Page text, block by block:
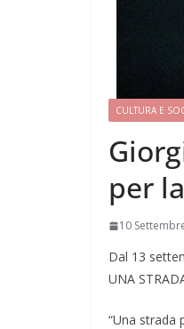
CULTURA E
per
10
Dal 13
UNA
“Una strada